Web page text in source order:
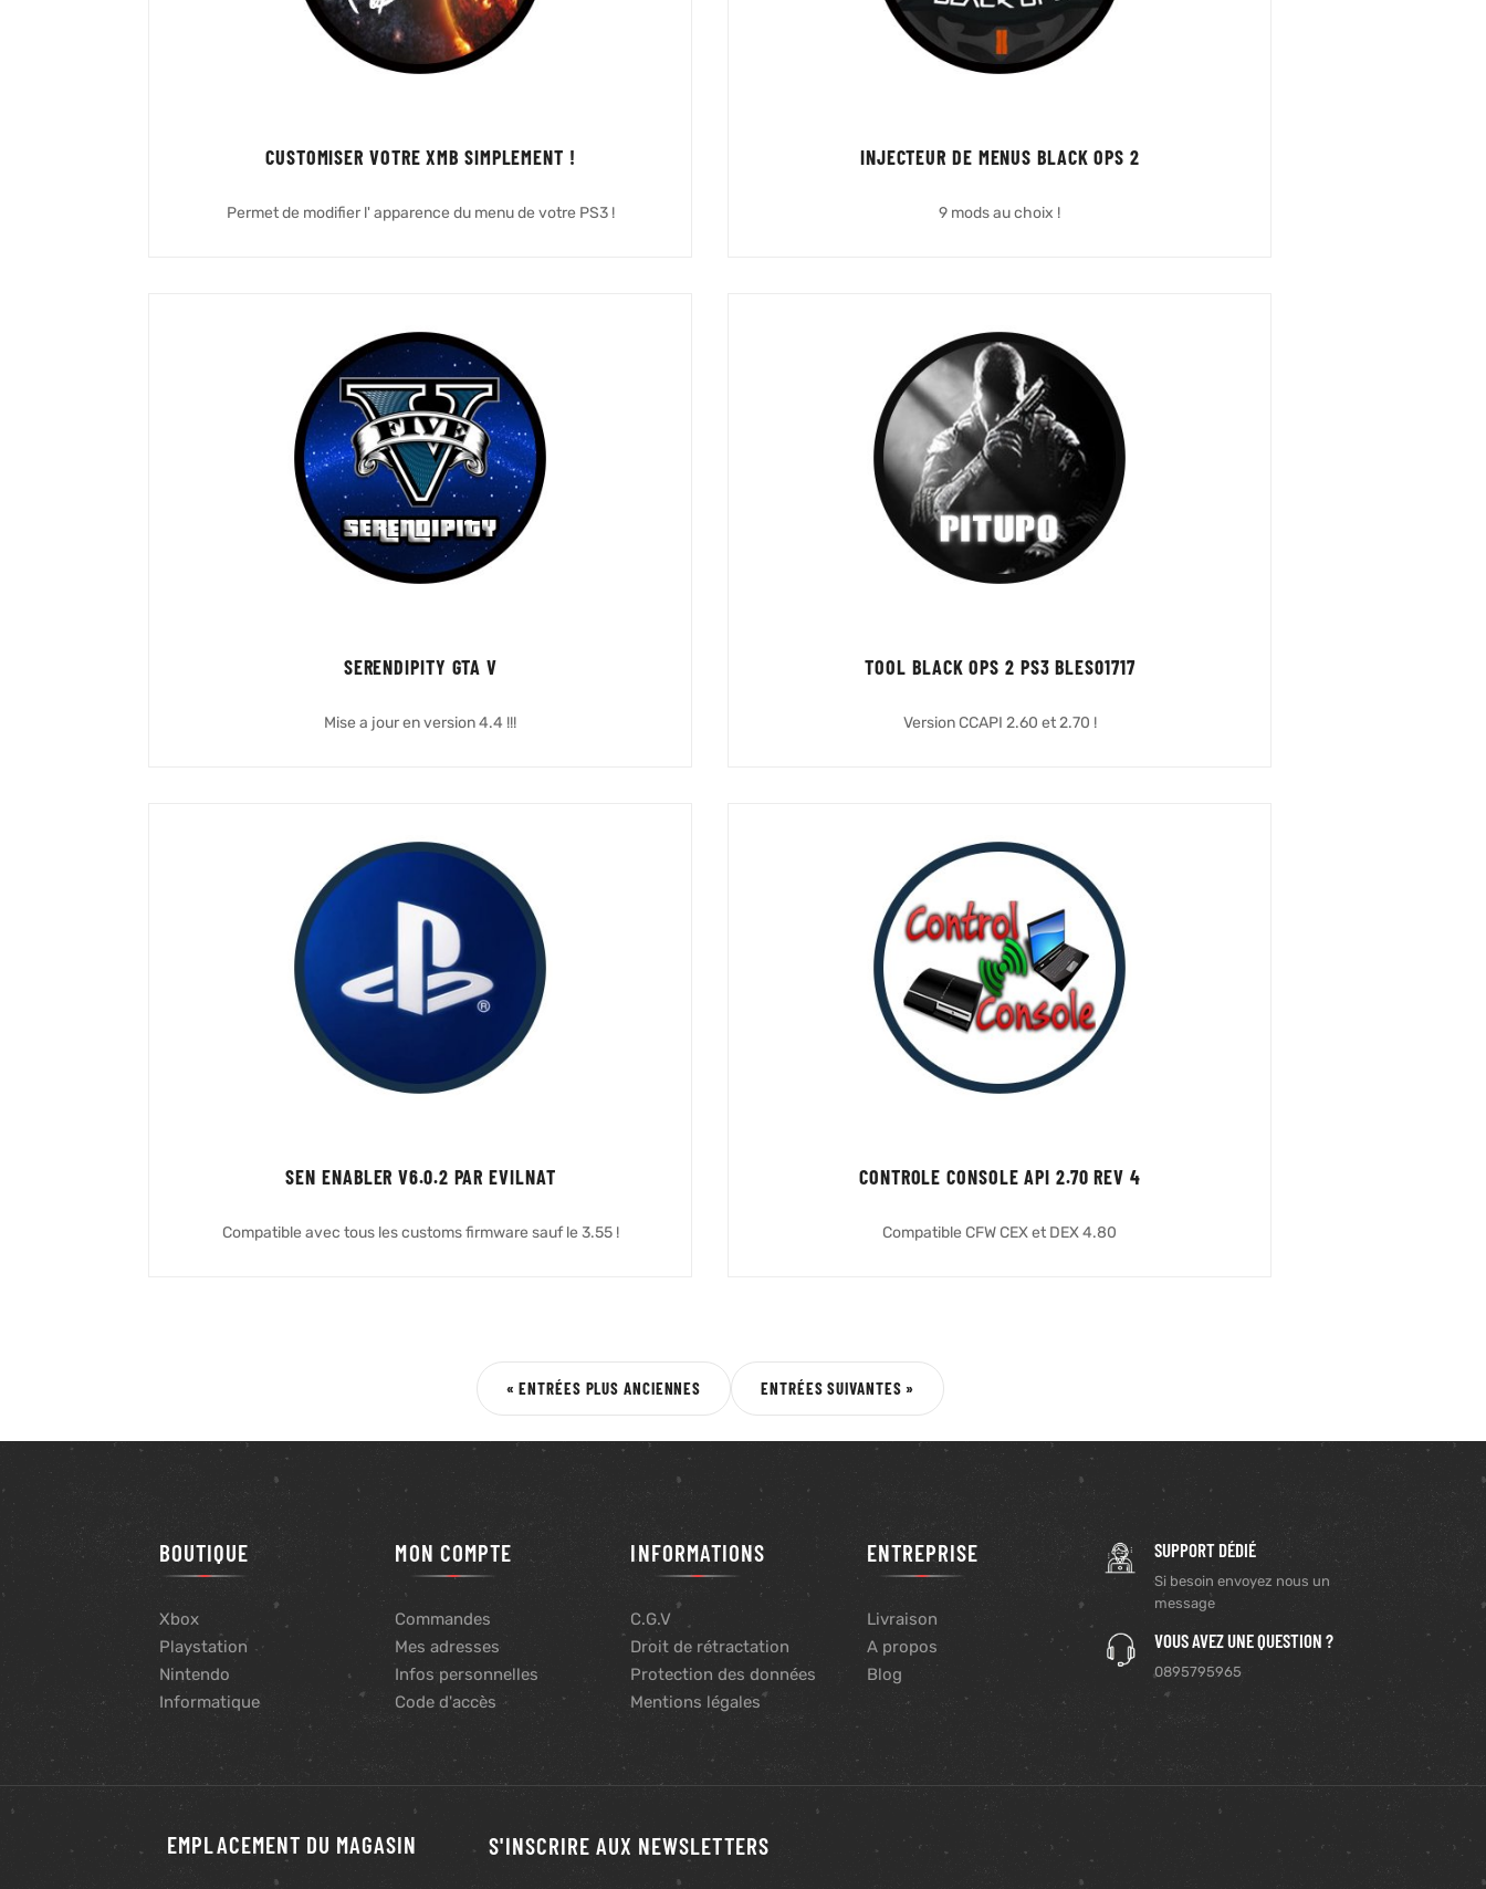
CUSTOMISER VOTRE XMB SIMPLEMENT !
Permet de modifier l' apparence du menu de votre PS3 !
INJECTEUR DE MENUS BLACK OPS 2
9 mods au choix !
SERENDIPITY GTA V
Mise a jour en version 4.4 !!!
TOOL BLACK OPS 2 PS3 BLES01717
Version CCAPI 2.60 et 2.70 !
SEN ENABLER V6.0.2 PAR EVILNAT
Compatible avec tous les customs firmware sauf le 3.55 !
CONTROLE CONSOLE API 2.70 REV 4
Compatible CFW CEX et DEX 4.80
« ENTRÉES PLUS ANCIENNES ENTRÉES SUIVANTES »
BOUTIQUE
Xbox
Playstation
Nintendo
Informatique
MON COMPTE
Commandes
Mes adresses
Infos personnelles
Code d'accès
INFORMATIONS
C.G.V
Droit de rétractation
Protection des données
Mentions légales
ENTREPRISE
Livraison
A propos
Blog
SUPPORT DÉDIÉ
Si besoin envoyez nous un
message
VOUS AVEZ UNE QUESTION ?
0895795965
EMPLACEMENT DU MAGASIN S'INSCRIRE AUX NEWSLETTERS